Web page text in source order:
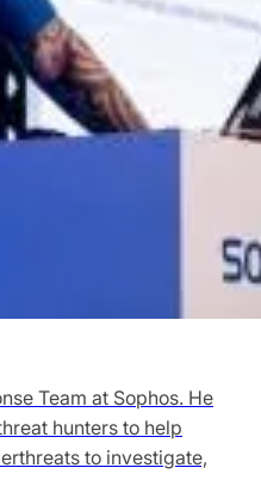
Team at Sophos. He
hunters to help
to investigate,